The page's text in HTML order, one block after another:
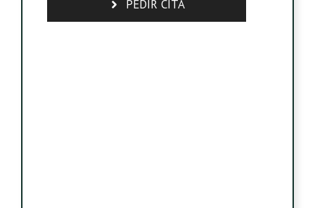
PEDIR CITA